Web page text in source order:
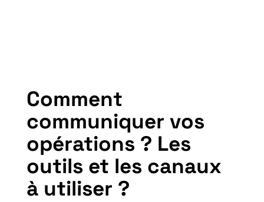
Comment
communiquer vos
opérations ? Les
outils et les canaux
à utiliser ?